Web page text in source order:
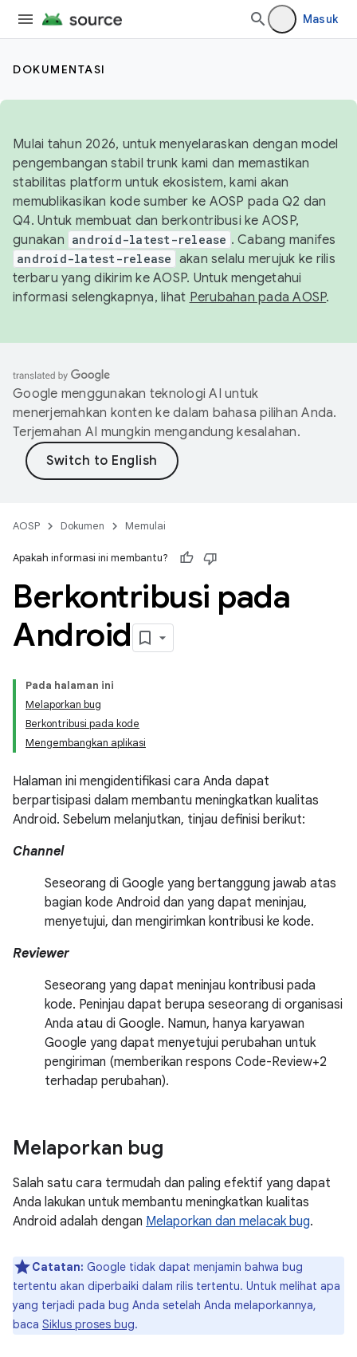
Masuk
DOKUMENTASI
Mulai tahun 2026, untuk menyelaraskan dengan model
pengembangan stabil trunk kami dan memastikan
stabilitas platform untuk ekosistem, kami akan
memublikasikan kode sumber ke AOSP pada Q2 dan
Q4. Untuk membuat dan berkontribusi ke AOSP,
gunakan android-latest-release . Cabang manifes
android-latest-release akan selalu merujuk ke rilis
terbaru yang dikirim ke AOSP. Untuk mengetahui
informasi selengkapnya, lihat Perubahan pada AOSP.
Google menggunakan teknologi AI untuk
menerjemahkan konten ke dalam bahasa pilihan Anda.
Terjemahan AI mungkin mengandung kesalahan.
AOSP Dokumen Memulai
Apakah informasi ini membantu?
Berkontribusi pada
Android
Pada halaman ini
Melaporkan bug
Berkontribusi pada kode
Mengembangkan aplikasi
Halaman ini mengidentifikasi cara Anda dapat
berpartisipasi dalam membantu meningkatkan kualitas
Android. Sebelum melanjutkan, tinjau definisi berikut:
Channel
Seseorang di Google yang bertanggung jawab atas
bagian kode Android dan yang dapat meninjau,
menyetujui, dan mengirimkan kontribusi ke kode.
Reviewer
Seseorang yang dapat meninjau kontribusi pada
kode. Peninjau dapat berupa seseorang di organisasi
Anda atau di Google. Namun, hanya karyawan
Google yang dapat menyetujui perubahan untuk
pengiriman (memberikan respons Code-Review+2
terhadap perubahan).
Melaporkan bug
Salah satu cara termudah dan paling efektif yang dapat
Anda lakukan untuk membantu meningkatkan kualitas
Android adalah dengan Melaporkan dan melacak bug.
Catatan: Google tidak dapat menjamin bahwa bug
tertentu akan diperbaiki dalam rilis tertentu. Untuk melihat apa
yang terjadi pada bug Anda setelah Anda melaporkannya,
baca Siklus proses bug.